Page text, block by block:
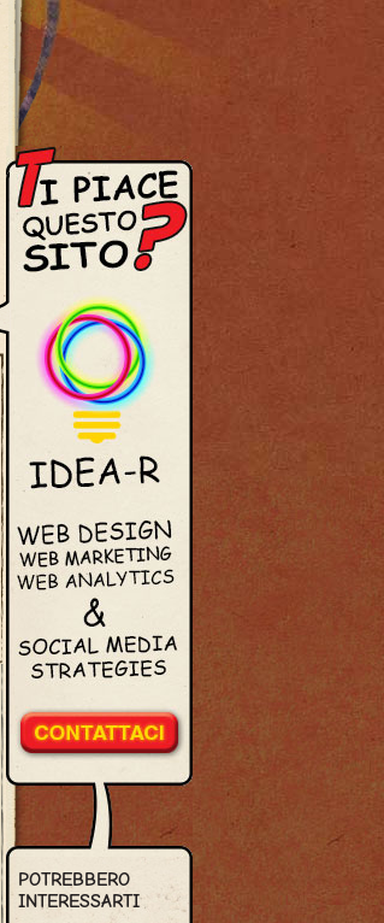
POTREBBERO
INTERESSARTI